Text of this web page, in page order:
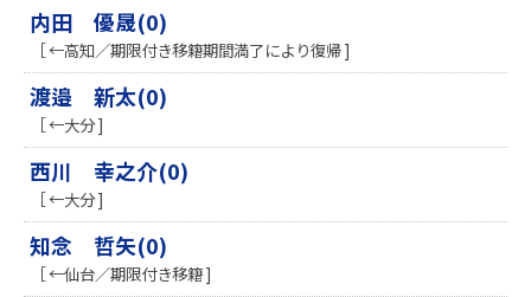
内田 優晟(0)
［ ←高知／期限付き移籍期間満了により復帰 ]
渡邉 新太(0)
［ ←大分 ]
西川 幸之介(0)
［ ←大分 ]
知念 哲矢(0)
［ ←仙台／期限付き移籍 ]